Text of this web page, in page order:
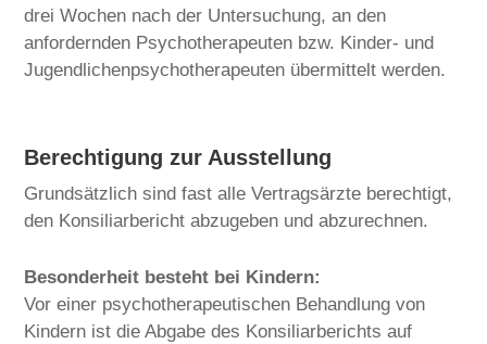
drei Wochen nach der Untersuchung, an den
anfordernden Psychotherapeuten bzw. Kinder- und
Jugendlichenpsychotherapeuten übermittelt werden.
Berechtigung zur Ausstellung
Grundsätzlich sind fast alle Vertragsärzte berechtigt,
den Konsiliarbericht abzugeben und abzurechnen.
Besonderheit besteht bei Kindern:
Vor einer psychotherapeutischen Behandlung von
Kindern ist die Abgabe des Konsiliarberichts auf